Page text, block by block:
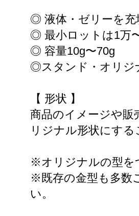
◎ 液体・ゼリーを充
◎ 最小ロットは1万
◎ 容量10g〜70g
◎スタンド・オリジ
【 形状 】
商品のイメージや
リジナル形状にす
※オリジナルの型を
※既存の金型も多数
い。